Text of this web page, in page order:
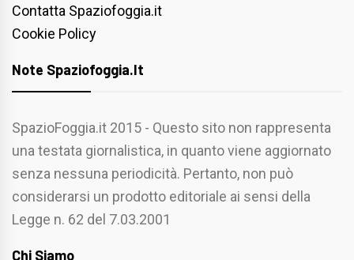
Contatta Spaziofoggia.it
Cookie Policy
Note Spaziofoggia.it
SpazioFoggia.it 2015 - Questo sito non rappresenta
una testata giornalistica, in quanto viene aggiornato
senza nessuna periodicità. Pertanto, non può
considerarsi un prodotto editoriale ai sensi della
Legge n. 62 del 7.03.2001
Chi Siamo